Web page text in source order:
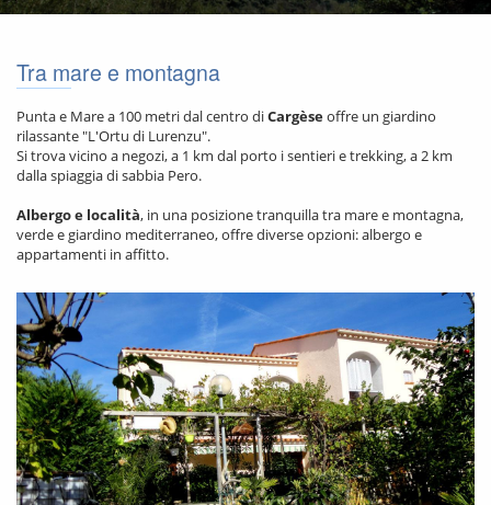
PRESENTAZIONE
Tra mare e montagna
Punta e Mare a 100 metri dal centro diCargèseoffre un giardino
rilassante "L'Ortu di Lurenzu".
Si trova vicino a negozi, a 1 km dal porto i sentieri e trekking, a 2 km
dalla spiaggia di sabbia Pero.
Albergo e località, in una posizione tranquilla tra mare e montagna,
verde e giardino mediterraneo, offre diverse opzioni: albergo e
appartamenti in affitto.